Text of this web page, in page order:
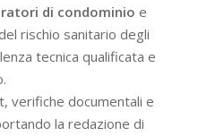
di condominio e
rischio sanitario degli
tecnica qualificata e
verifiche documentali e
la redazione di